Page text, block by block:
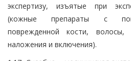
экспертизу, изъятые при
(кожные препараты с
поврежденной кости,
наложения и включения).